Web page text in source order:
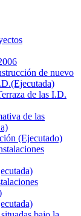
de nuevo
de las I.D.
de las
(Ejecutado)